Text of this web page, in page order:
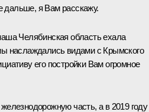
дальше, я Вам расскажу.
Челябинская область ехала
наслаждались видами с Крымского
его постройки Вам огромное
часть, а в 2019 году